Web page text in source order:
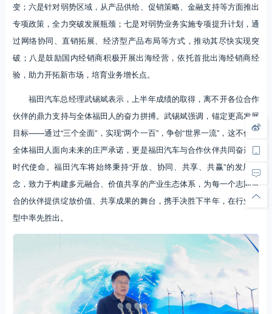
变；六是针对弱势区域，从产品供给、促销策略、金融支持等方面推出
专项政策，全力突破发展瓶颈；七是对弱势业务实施专项提升计划，通
过网络协同、直销拓展、经济型产品布局等方式，推动其尽快实现突
破；八是鼓励国内经销商积极开展出海经营，依托首批出海经销商经
验，助力开拓新市场，培育业务增长点。
福田汽车总经理武锡斌表示，上半年成绩的取得，离不开各位合作
伙伴的鼎力支持与全体福田人的奋力拼搏。武锡斌强调，锚定更高发展
目标——通过“三个全面”，实现“两个一百”，争创“世界一流”，这不仅是
全体福田人面向未来的庄严承诺，更是福田汽车与合作伙伴共同奋进的
时代使命。福田汽车将始终秉持“开放、协同、共享、共赢”的发展理
念，致力于构建多元融合、价值共享的产业生态体系，为每一个志同道
合的伙伴提供绽放价值、共享成果的舞台，携手决胜下半年，在行业转
型中率先胜出。